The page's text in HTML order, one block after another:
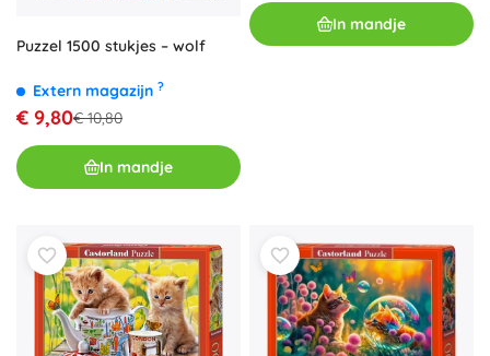
Puzzel 1500 stukjes – wolf
Extern magazijn ?
€ 9,80€ 10,80
In mandje
In mandje